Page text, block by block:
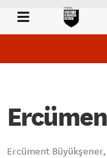
Ercüment